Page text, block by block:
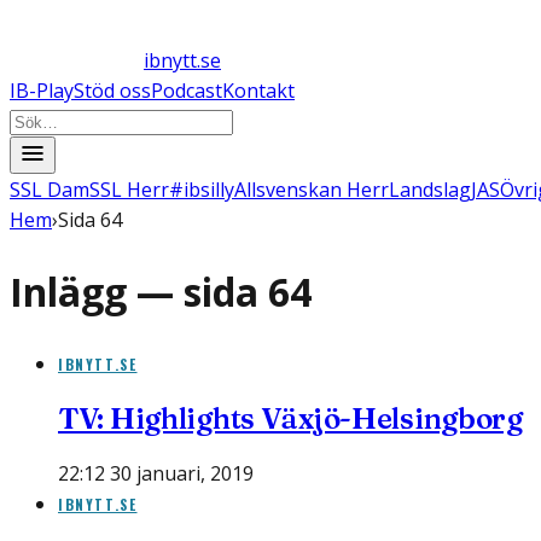
ibnytt.se
IB-PlayStöd ossPodcastKontakt
SSL DamSSL Herr#ibsillyAllsvenskan HerrLandslagJAS
Hem›Sida 64
Inlägg — sida 64
IBNYTT.SE
TV: Highlights Växjö-Helsingborg
22:12 30 januari, 2019
IBNYTT.SE